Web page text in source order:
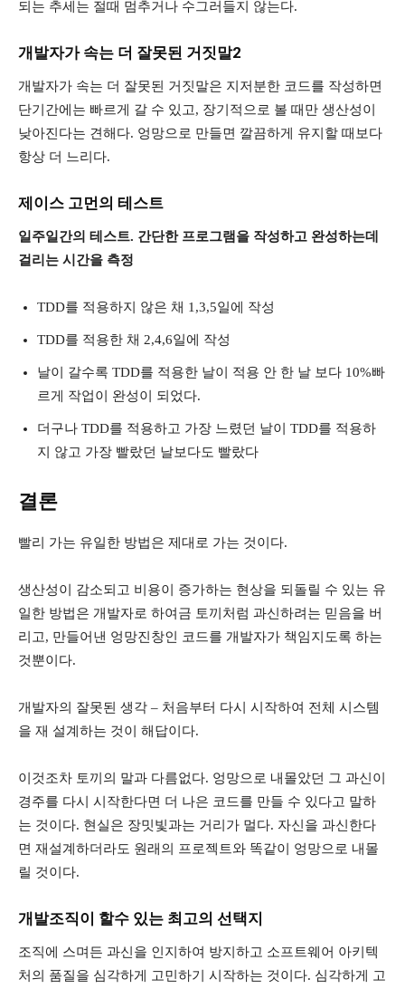
되는 추세는 절때 멈추거나 수그러들지 않는다.
개발자가 속는 더 잘못된 거짓말2
개발자가 속는 더 잘못된 거짓말은 지저분한 코드를 작성하면
단기간에는 빠르게 갈 수 있고, 장기적으로 볼 때만 생산성이
낮아진다는 견해다. 엉망으로 만들면 깔끔하게 유지할 때보다
항상 더 느리다.
제이스 고먼의 테스트
일주일간의 테스트. 간단한 프로그램을 작성하고 완성하는데
걸리는 시간을 측정
TDD를 적용하지 않은 채 1,3,5일에 작성
TDD를 적용한 채 2,4,6일에 작성
날이 갈수록 TDD를 적용한 날이 적용 안 한 날 보다 10%빠
르게 작업이 완성이 되었다.
더구나 TDD를 적용하고 가장 느렸던 날이 TDD를 적용하
지 않고 가장 빨랐던 날보다도 빨랐다
결론
빨리 가는 유일한 방법은 제대로 가는 것이다.
생산성이 감소되고 비용이 증가하는 현상을 되돌릴 수 있는 유
일한 방법은 개발자로 하여금 토끼처럼 과신하려는 믿음을 버
리고, 만들어낸 엉망진창인 코드를 개발자가 책임지도록 하는
것뿐이다.
개발자의 잘못된 생각 – 처음부터 다시 시작하여 전체 시스템
을 재 설계하는 것이 해답이다.
이것조차 토끼의 말과 다름없다. 엉망으로 내몰았던 그 과신이
경주를 다시 시작한다면 더 나은 코드를 만들 수 있다고 말하
는 것이다. 현실은 장밋빛과는 거리가 멀다. 자신을 과신한다
면 재설계하더라도 원래의 프로젝트와 똑같이 엉망으로 내몰
릴 것이다.
개발조직이 할수 있는 최고의 선택지
조직에 스며든 과신을 인지하여 방지하고 소프트웨어 아키텍
처의 품질을 심각하게 고민하기 시작하는 것이다. 심각하게 고